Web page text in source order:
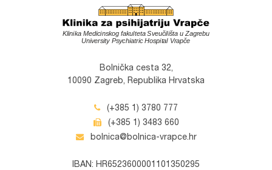
Bolnička cesta 32,
10090 Zagreb, Republika Hrvatska
(+385 1) 3780 777
(+385 1) 3483 660
bolnica@bolnica-vrapce.hr
IBAN: HR6523600001101350295